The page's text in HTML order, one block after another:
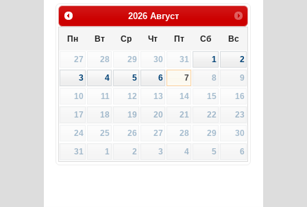
2026 Август
Пн Вт Ср Чт Пт Сб Вс
27 28 29 30 31 1
2
3
4 5 6 7 8
9
10
11 12 13 14 15
16
17
18 19 20 21 22
23
24
25 26 27 28 29
30
31
1 2 3 4 5 6